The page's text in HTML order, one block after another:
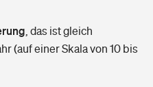
das ist gleich
(auf einer Skala von 10 bis